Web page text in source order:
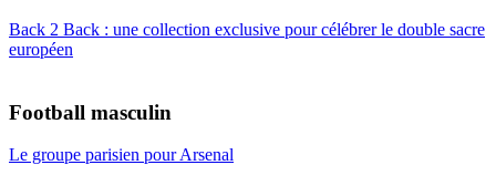
Back 2 Back : une collection exclusive pour célébrer le double sacre
européen
Football masculin
Le groupe parisien pour Arsenal